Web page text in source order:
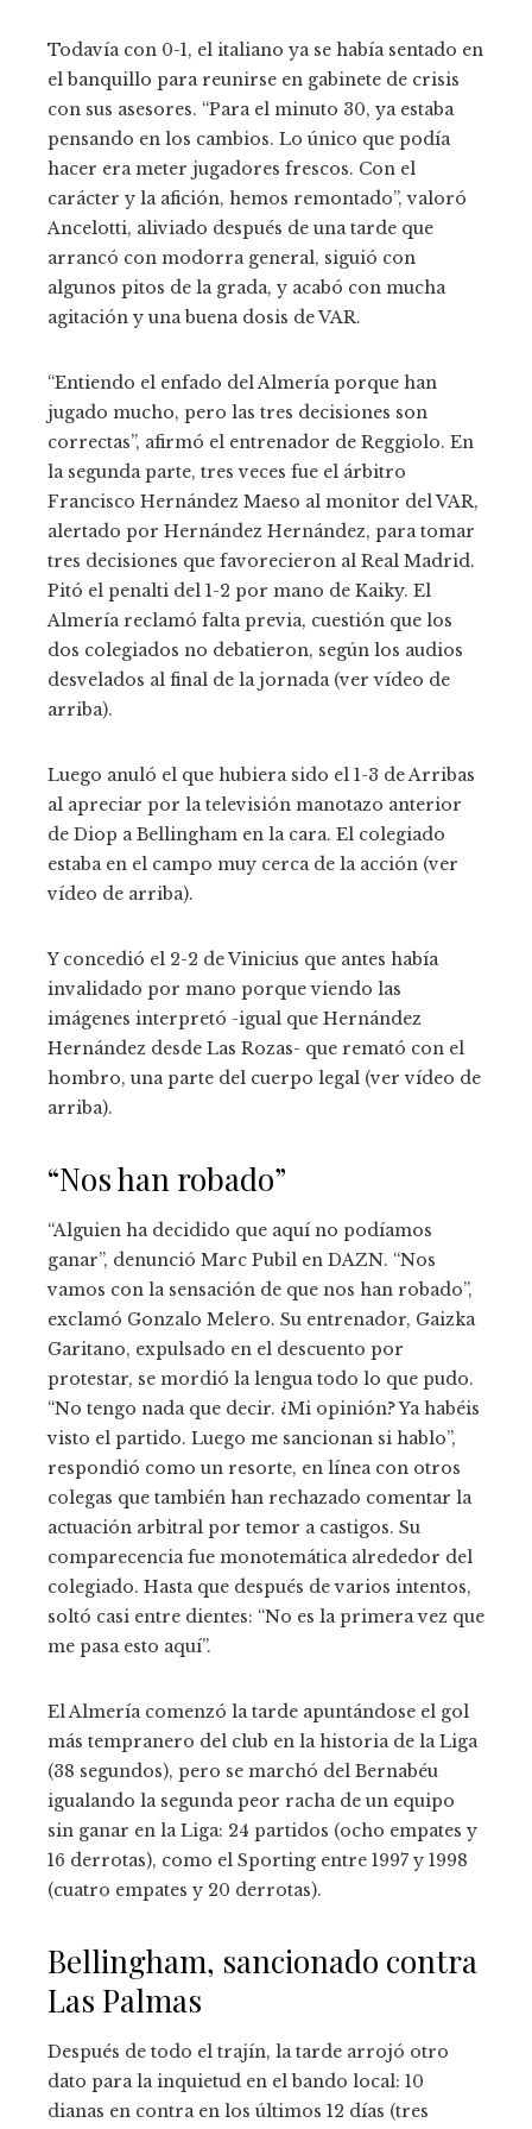
Todavía con 0-1, el italiano ya se había sentado en
el banquillo para reunirse en gabinete de crisis
con sus asesores. “Para el minuto 30, ya estaba
pensando en los cambios. Lo único que podía
hacer era meter jugadores frescos. Con el
carácter y la afición, hemos remontado”, valoró
Ancelotti, aliviado después de una tarde que
arrancó con modorra general, siguió con
algunos pitos de la grada, y acabó con mucha
agitación y una buena dosis de VAR.
“Entiendo el enfado del Almería porque han
jugado mucho, pero las tres decisiones son
correctas”, afirmó el entrenador de Reggiolo. En
la segunda parte, tres veces fue el árbitro
Francisco Hernández Maeso al monitor del VAR,
alertado por Hernández Hernández, para tomar
tres decisiones que favorecieron al Real Madrid.
Pitó el penalti del 1-2 por mano de Kaiky. El
Almería reclamó falta previa, cuestión que los
dos colegiados no debatieron, según los audios
desvelados al final de la jornada (ver vídeo de
arriba).
Luego anuló el que hubiera sido el 1-3 de Arribas
al apreciar por la televisión manotazo anterior
de Diop a Bellingham en la cara. El colegiado
estaba en el campo muy cerca de la acción (ver
vídeo de arriba).
Y concedió el 2-2 de Vinicius que antes había
invalidado por mano porque viendo las
imágenes interpretó -igual que Hernández
Hernández desde Las Rozas- que remató con el
hombro, una parte del cuerpo legal (ver vídeo de
arriba).
“Nos han robado”
“Alguien ha decidido que aquí no podíamos
ganar”, denunció Marc Pubil en DAZN. “Nos
vamos con la sensación de que nos han robado”,
exclamó Gonzalo Melero. Su entrenador, Gaizka
Garitano, expulsado en el descuento por
protestar, se mordió la lengua todo lo que pudo.
“No tengo nada que decir. ¿Mi opinión? Ya habéis
visto el partido. Luego me sancionan si hablo”,
respondió como un resorte, en línea con otros
colegas que también han rechazado comentar la
actuación arbitral por temor a castigos. Su
comparecencia fue monotemática alrededor del
colegiado. Hasta que después de varios intentos,
soltó casi entre dientes: “No es la primera vez que
me pasa esto aquí”.
El Almería comenzó la tarde apuntándose el gol
más tempranero del club en la historia de la Liga
(38 segundos), pero se marchó del Bernabéu
igualando la segunda peor racha de un equipo
sin ganar en la Liga: 24 partidos (ocho empates y
16 derrotas), como el Sporting entre 1997 y 1998
(cuatro empates y 20 derrotas).
Bellingham, sancionado contra
Las Palmas
Después de todo el trajín, la tarde arrojó otro
dato para la inquietud en el bando local: 10
dianas en contra en los últimos 12 días (tres